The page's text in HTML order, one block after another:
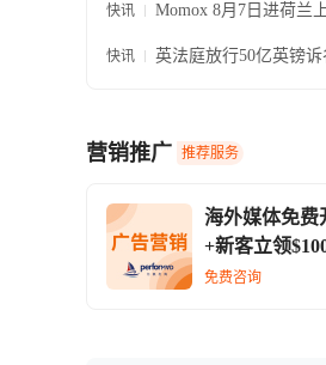
快讯
Momox 8月7日进荷兰
快讯 英法庭放行50亿英镑
营销推广 推荐服务
海外媒体免费
+新客立领
免费咨询